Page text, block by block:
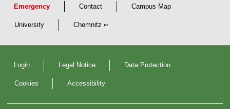
Emergency Contact Campus Map
University Chemnitz
Login Legal Notice Data Protection
Cookies Accessibility